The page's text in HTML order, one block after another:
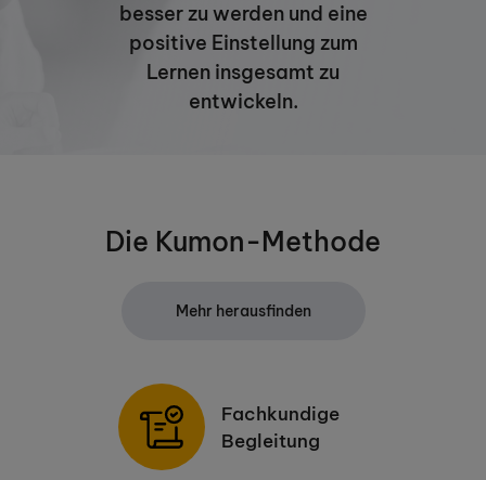
besser zu werden und eine
positive Einstellung zum
Lernen insgesamt zu
entwickeln.
Die Kumon-Methode
Mehr herausfinden
Fachkundige
Begleitung